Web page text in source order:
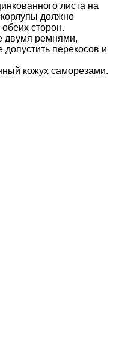
листа на
должно
сторон.
двумя ремнями,
перекосов и
кожух саморезами.